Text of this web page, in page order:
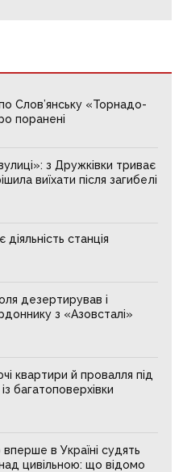
Слов’янську «Торнадо-
поранені
з Дружківки триває
виїхати після загибелі
станція
дезертирував і
з «Азовсталі»
квартири й провалля під
багатоповерхівки
вперше в Україні судять
цивільною: що відомо